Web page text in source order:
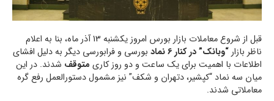
قبل از شروع معاملات بازار بورس امروز یکشنبه 13 آذر ماه، بنا به اعلام
ناظر بازار“وبانک” در کنار 6 نماد
بورسی و فرابورسی دیگر به دلیل افشای
اطلاعات با اهمیت برای یک ساعت و دو روز کاری متوقف شدند. در این
میان سه نماد “کپشیر، دتهران و شکف” نیز مشمول دستورالعمل رفع گره
معاملاتی شدند.